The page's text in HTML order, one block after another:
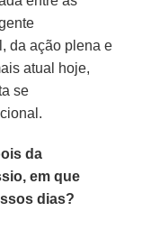
da ação plena e
atual hoje,
se
da
em que
dias?